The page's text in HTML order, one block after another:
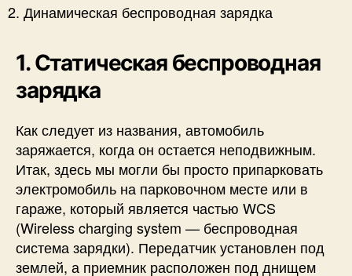
Динамическая беспроводная зарядка
1. Статическая беспроводная
зарядка
Как следует из названия, автомобиль
заряжается, когда он остается неподвижным.
Итак, здесь мы могли бы просто припарковать
электромобиль на парковочном месте или в
гараже, который является частью WCS
(Wireless charging system — беспроводная
система зарядки). Передатчик установлен под
землей, а приемник расположен под днищем